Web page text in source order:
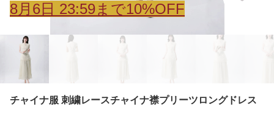
8月 6日 23:59まで10%OFF
チャイナ服 刺繍レースチャイナ襟プリーツロングドレス